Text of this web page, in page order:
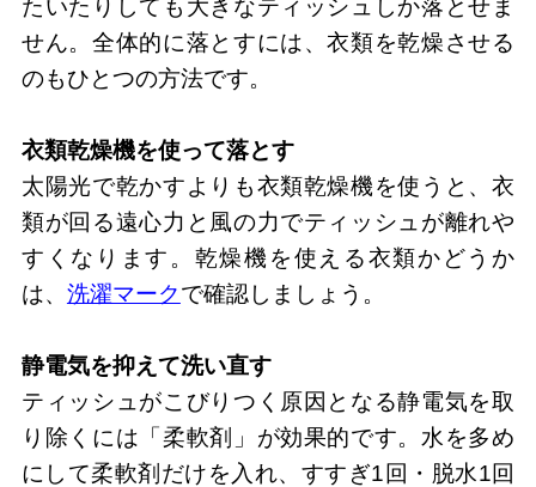
たいたりしても大きなティッシュしか落とせま
せん。全体的に落とすには、衣類を乾燥させる
のもひとつの方法です。
衣類乾燥機を使って落とす
太陽光で乾かすよりも衣類乾燥機を使うと、衣
類が回る遠心力と風の力でティッシュが離れや
すくなります。乾燥機を使える衣類かどうか
は、 洗濯マークで確認しましょう。
静電気を抑えて洗い直す
ティッシュがこびりつく原因となる静電気を取
り除くには「柔軟剤」が効果的です。水を多め
にして柔軟剤だけを入れ、すすぎ1回・脱水1回